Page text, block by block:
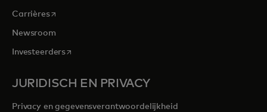
Carrièresopens in a new tab
Newsroom
Investeerdersopens in a new tab
JURIDISCH EN PRIVACY
Privacy en gegevensverantwoordelijkheid